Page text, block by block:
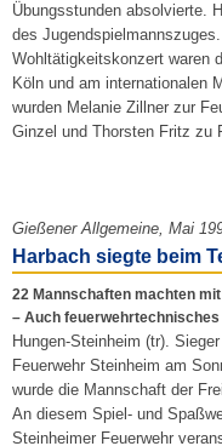
Übungsstunden absolvierte.
des
Wohltätigkeitskonzert waren
Köln und am internationalen
wurden Melanie Zillner zur
Ginzel und Thorsten Fritz zu
Gießener Allgemeine, Mai
Harbach siegte beim
22 Mannschaften machten
– Auch
Hungen-Steinheim (tr).
Feuerwehr Steinheim am
wurde die Mannschaft der
An diesem Spiel- und
Steinheimer Feuerwehr